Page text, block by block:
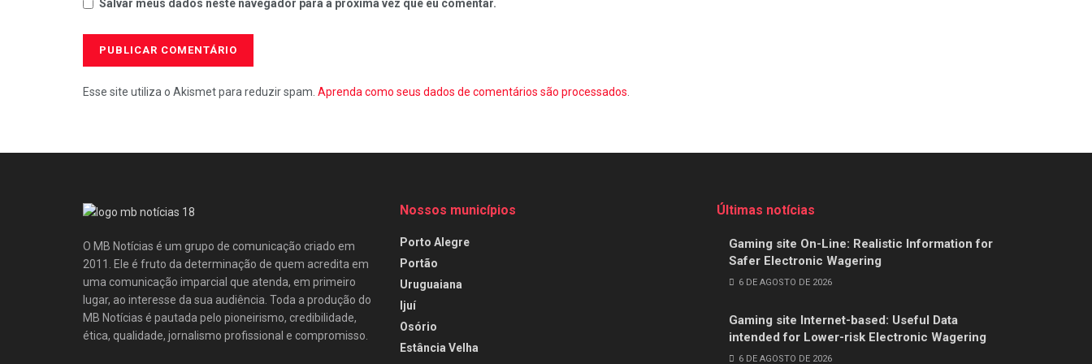
Salvar meus dados neste navegador para a próxima vez que eu comentar.
Esse site utiliza o Akismet para reduzir spam. Aprenda como seus dados de comentários são processados
O MB Notícias é um grupo de comunicação criado em
2011. Ele é fruto da determinação de quem acredita em
uma comunicação imparcial que atenda, em primeiro
lugar, ao interesse da sua audiência. Toda a produção do
MB Notícias é pautada pelo pioneirismo, credibilidade,
ética, qualidade, jornalismo profissional e compromisso.
Nossos municípios
Porto Alegre
Portão
Uruguaiana
Ijuí
Osório
Estância Velha
Últimas notícias
Gaming site On-Line: Realistic Information for
Safer Electronic Wagering
6 DE AGOSTO DE 2026
Gaming site Internet-based: Useful Data
intended for Lower-risk Electronic Wagering
6 DE AGOSTO DE 2026